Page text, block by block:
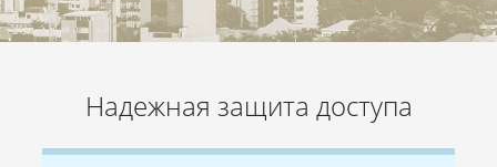
Надежная защита доступа